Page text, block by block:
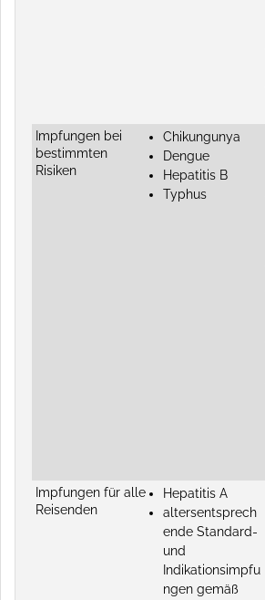
Impfungen bei
bestimmten
Risiken
Chikungunya
Dengue
Hepatitis B
Typhus
Impfungen für alle
Reisenden
Hepatitis A
altersentsprech
ende Standard-
und
Indikationsimpfu
ngen gemäß